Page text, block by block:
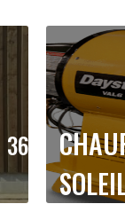
36